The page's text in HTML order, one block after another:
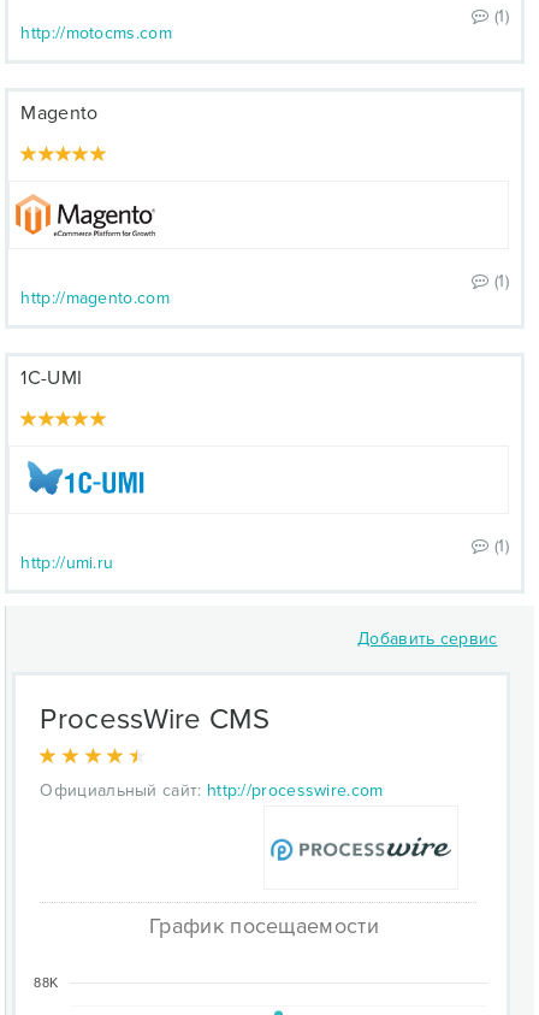
(1)
http://motocms.com
Magento
(1)
http://magento.com
1С-UMI
(1)
http://umi.ru
Добавить сервис
ProcessWire CMS
Официальный сайт: http://processwire.com
График посещаемости
88K